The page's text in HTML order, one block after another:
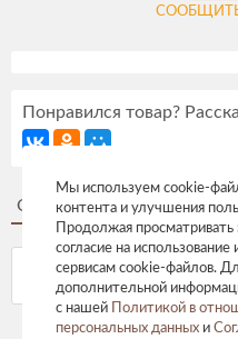
СООБЩИТЬ
Понравился товар?
Описание Отзывы
Мы используем cookie-
контента и улучшения
Продолжая просматривать
согласие на
сервисам cookie-файлов.
дополнительной
с нашей
Политикой в
персональных данных и